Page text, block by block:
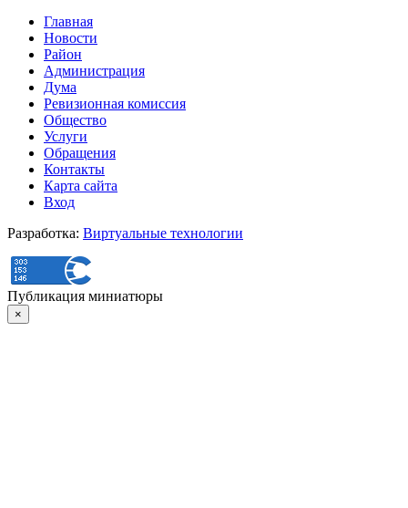
Главная
Новости
Район
Администрация
Дума
Ревизионная комиссия
Общество
Услуги
Обращения
Контакты
Карта сайта
Вход
Разработка: Виртуальные технологии
Публикация миниатюры
×